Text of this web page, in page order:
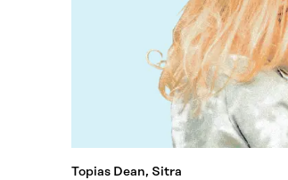
Topias Dean, Sitra